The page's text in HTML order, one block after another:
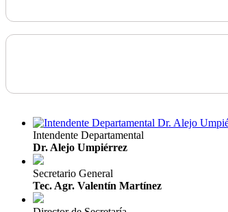
Intendente Departamental
Dr. Alejo Umpiérrez
Secretario General
Tec. Agr. Valentín Martínez